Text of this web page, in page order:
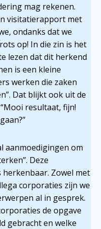
mag rekenen.
visitatierapport met
ondanks dat we
op! In die zin is het
lezen dat dit herkend
is een kleine
werken die zaken
Dat blijkt ook uit de
resultaat, fijn!
aanmoedigingen om
Deze
Zowel met
corporaties zijn we
al in gesprek.
de opgave
gebracht en welke